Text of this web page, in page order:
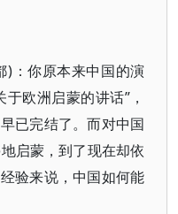
)：你原本来中国的演
欧洲启蒙的讲话”，
已完结了。而对中国
启蒙，到了现在却依
验来说，中国如何能